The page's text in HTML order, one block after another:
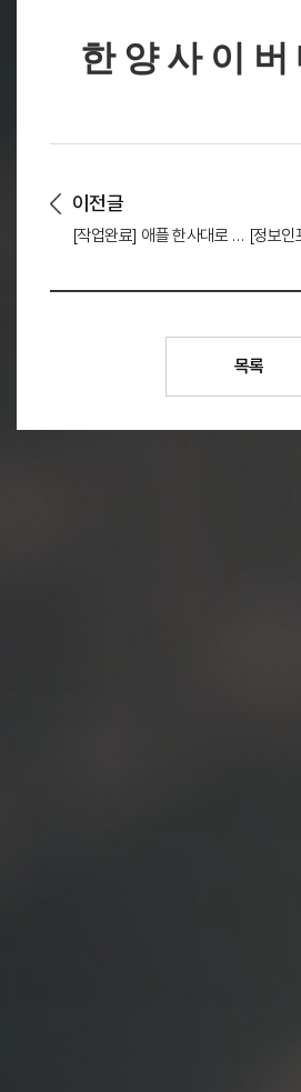
한 양 사 이 버
이전글
[작업완료] 애플 한사대로 앱 카카오 인증 로그인 점검 안내
목록